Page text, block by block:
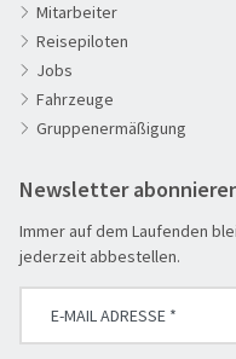
Advents-,
Aktivreisen
Clubreisen
Deutschland erleben
Entspannen &
Erlebnisreise
Mitarbeiter
Reisepiloten
Jobs
Fahrzeuge
Gruppenermäßigung
Newsletter
Immer auf dem Laufenden
jederzeit abbestellen.